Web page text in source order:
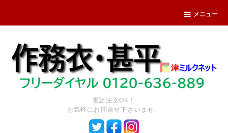
メニュー
電話注文OK！
お気軽にお問合せ下さいませ。